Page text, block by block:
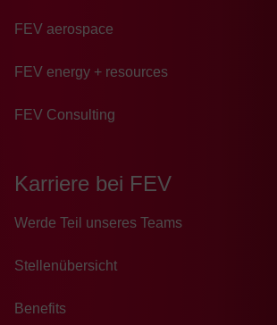
FEV aerospace
FEV energy + resources
FEV Consulting
Karriere bei FEV
Wer­de Teil un­se­res Teams
Stellenübersicht
Benefits